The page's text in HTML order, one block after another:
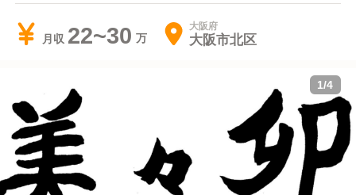
月収 22~30 大阪府
大阪市北区
1/4